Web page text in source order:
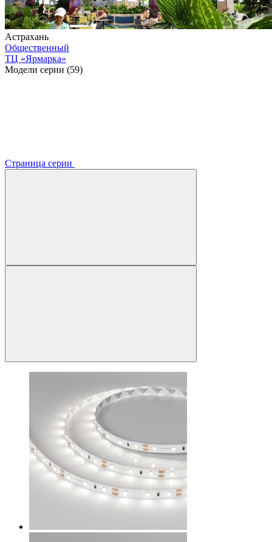
Астрахань
Общественный
ТЦ «Ярмарка»
Модели серии (59)
Страница серии